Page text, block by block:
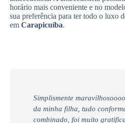
horário mais conveniente e no
sua preferência para ter todo o luxo
em Carapicuíba.
Simplismente
da minha filha, tudo
combinado, foi muito